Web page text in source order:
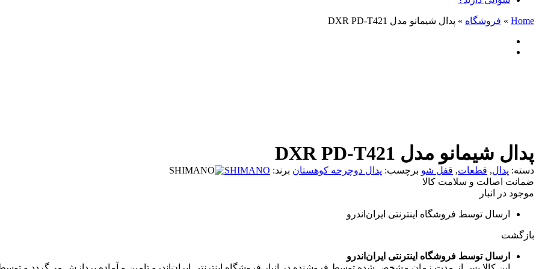
Home
» فروشگاه » پدال شیمانو مدل DXR PD-T421
پدال شیمانو مدل DXR PD-T421
دسته: پدال, قطعات, قفل شو برچسب: پدال دوچرخه کوهستان برند: SHIMANO
ضمانت اصالت و سلامت کالا
موجود در انبار
ارسال توسط فروشگاه اینترنتی ایران‌اندرو
بازگشت
ارسال توسط فروشگاه اینترنتی ایران‌اندرو